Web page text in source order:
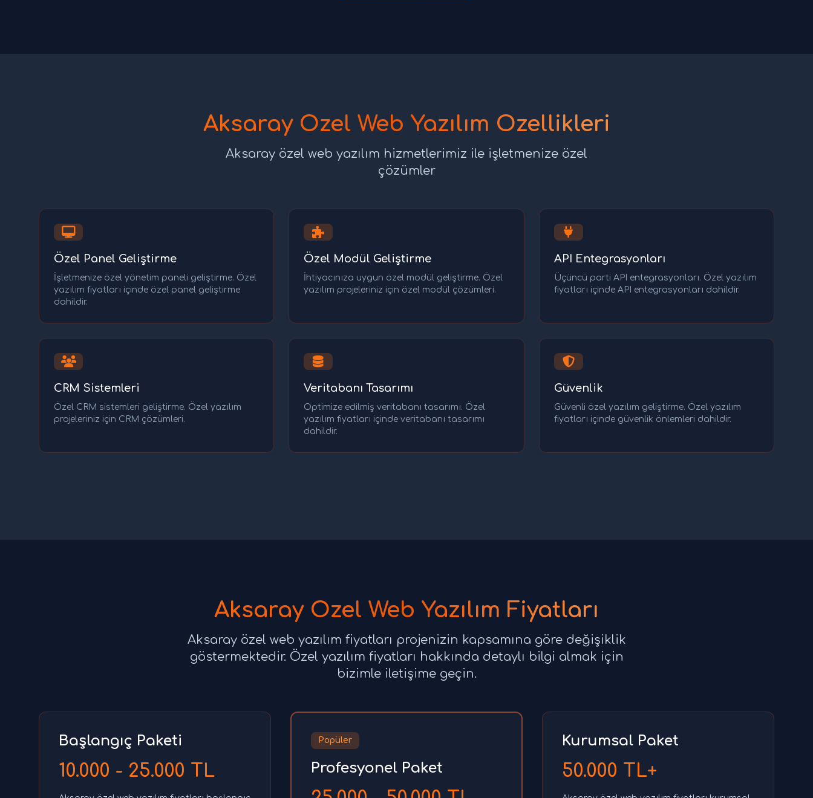
Aksaray Özel Web Yazılım Özellikleri
Aksaray özel web yazılım hizmetlerimiz ile işletmenize özel
çözümler
Özel Panel Geliştirme
İşletmenize özel yönetim paneli geliştirme. Özel
yazılım fiyatları içinde özel panel geliştirme
dahildir.
Özel Modül Geliştirme
İhtiyacınıza uygun özel modül geliştirme. Özel
yazılım projeleriniz için özel modül çözümleri.
API Entegrasyonları
Üçüncü parti API entegrasyonları. Özel yazılım
fiyatları içinde API entegrasyonları dahildir.
CRM Sistemleri
Özel CRM sistemleri geliştirme. Özel yazılım
projeleriniz için CRM çözümleri.
Veritabanı Tasarımı
Optimize edilmiş veritabanı tasarımı. Özel
yazılım fiyatları içinde veritabanı tasarımı
dahildir.
Güvenlik
Güvenli özel yazılım geliştirme. Özel yazılım
fiyatları içinde güvenlik önlemleri dahildir.
Aksaray Özel Web Yazılım Fiyatları
Aksaray özel web yazılım fiyatları projenizin kapsamına göre değişiklik
göstermektedir. Özel yazılım fiyatları hakkında detaylı bilgi almak için
bizimle iletişime geçin.
Başlangıç Paketi
10.000 - 25.000 TL
Popüler
Profesyonel Paket
Kurumsal Paket
50.000 TL+